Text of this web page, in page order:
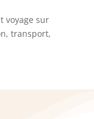
voyage sur
transport,